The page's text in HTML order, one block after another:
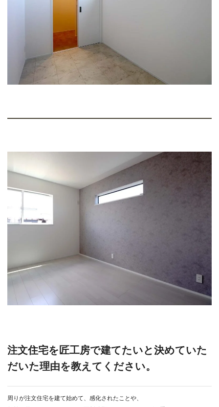
注文住宅を匠工房で建てたいと決めていた
だいた理由を教えてください。
周りが注文住宅を建て始めて、感化されたことや、